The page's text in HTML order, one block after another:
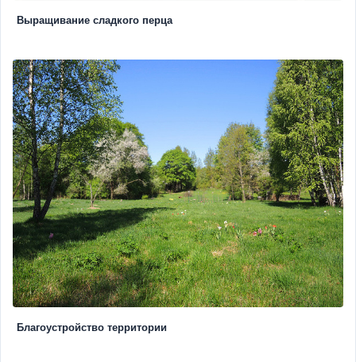
Выращивание сладкого перца
Благоустройство территории